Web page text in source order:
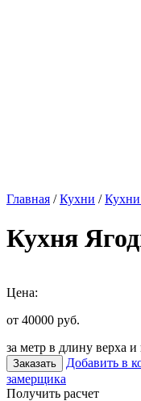
Главная /Кухни /
Кухня
Цена:
от 40000 руб.
за метр в длину верха и
Заказать Добавить в
замерщика
Получить расчет